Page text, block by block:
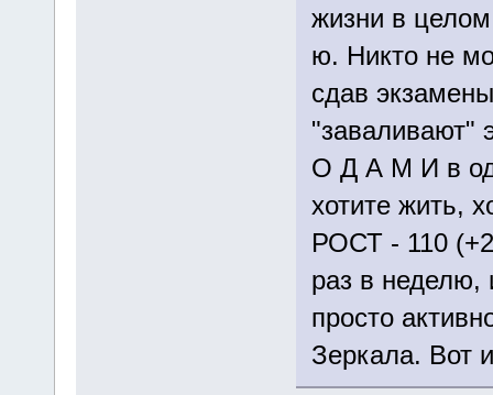
жизни в
ю. Никто не
сдав
"заваливают"
О Д А М И в
хотите жить,
РОСТ - 110
раз в неделю,
просто
Зеркала. Вот